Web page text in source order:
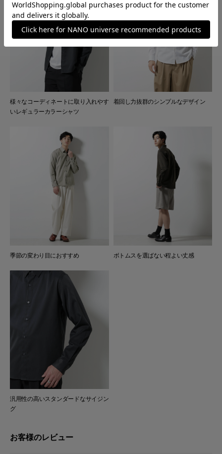
様々なコーディネートに取り入れやす
いレギュラーカラーシャツ
着回し力抜群のシンプルなデザイン
季節の変わり目におすすめ ボトムスを選ばない程よい丈感
汎用性の高いスタンダードなサイジン
グ
お客様のレビュー